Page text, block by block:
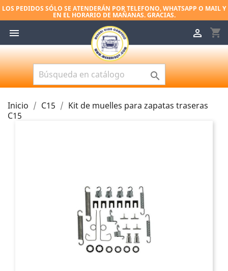
LOS PEDIDOS SÓLO SE ATENDERÁN POR TELEFONO, WHATSAPP O MAIL Y
EN EL HORARIO DE MAÑANAS. GRACIAS.
 shopping_cart


Inicio C15
Kit de muelles para zapatas traseras
C15